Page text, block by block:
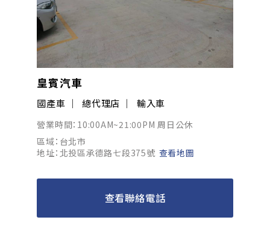
皇賓汽車
國產車 總代理店 輸入車
營業時間：10:00AM~21:00PM 周日公休
區域：台北市
地址：北投區承德路七段375號 查看地圖
查看聯絡電話